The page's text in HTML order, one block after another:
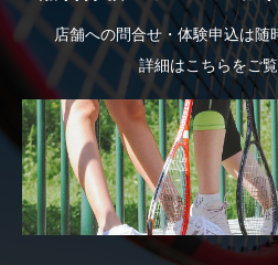
店舗への問合せ・体験申込は随
詳細はこちらをご覧